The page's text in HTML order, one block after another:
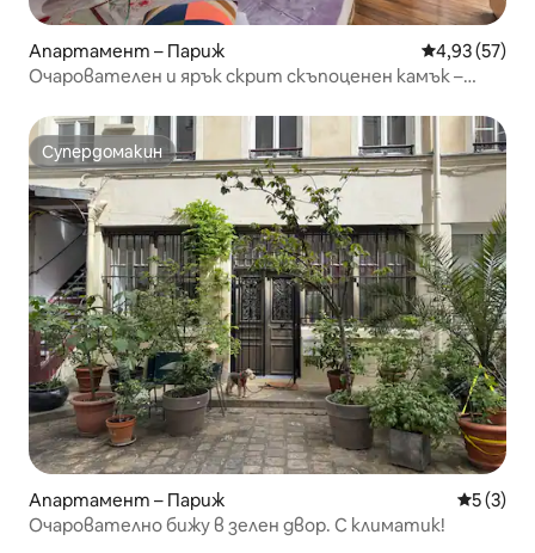
Апартамент – Париж Средна
4,93 (57)
Очарователен и ярък скрит скъпоценен камък –
Супердомакин
Супердомакин
Апартамент – Париж Средна
5 (3)
Очарователно бижу в зелен двор. С климатик!